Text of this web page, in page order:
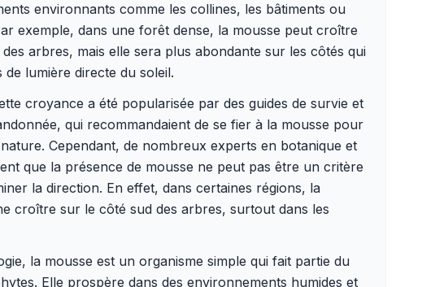
environnants comme les collines, les bâtiments ou
exemple, dans une forêt dense, la mousse peut croître
arbres, mais elle sera plus abondante sur les côtés qui
lumière directe du soleil.
croyance a été popularisée par des guides de survie et
qui recommandaient de se fier à la mousse pour
Cependant, de nombreux experts en botanique et
que la présence de mousse ne peut pas être un critère
la direction. En effet, dans certaines régions, la
croître sur le côté sud des arbres, surtout dans les
la mousse est un organisme simple qui fait partie du
Elle prospère dans des environnements humides et